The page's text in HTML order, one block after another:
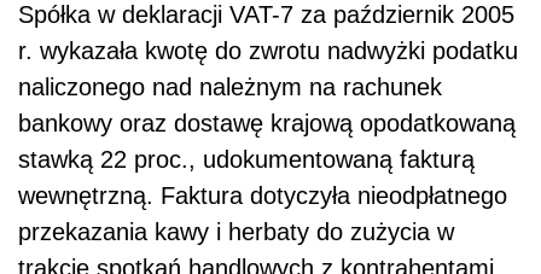
Spółka w deklaracji VAT-7 za październik 2005
r. wykazała kwotę do zwrotu nadwyżki podatku
naliczonego nad należnym na rachunek
bankowy oraz dostawę krajową opodatkowaną
stawką 22 proc., udokumentowaną fakturą
wewnętrzną. Faktura dotyczyła nieodpłatnego
przekazania kawy i herbaty do zużycia w
trakcie spotkań handlowych z kontrahentami.